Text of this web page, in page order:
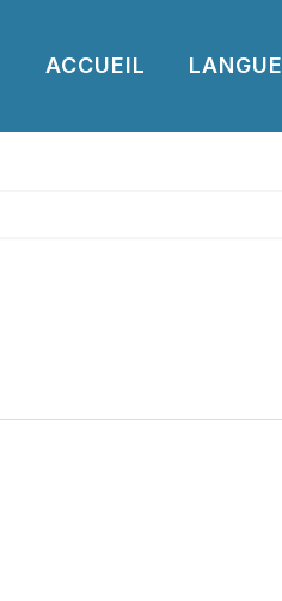
ACCUEIL LANGUE